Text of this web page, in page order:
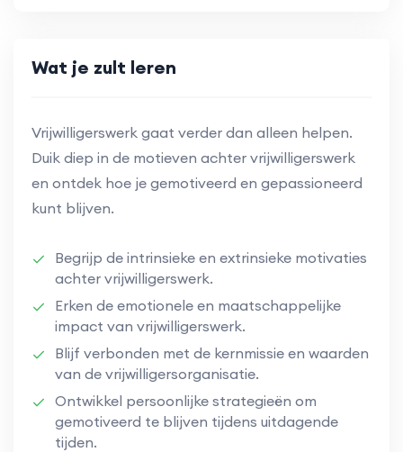
Wat je zult leren
Vrijwilligerswerk gaat verder dan alleen helpen.
Duik diep in de motieven achter vrijwilligerswerk
en ontdek hoe je gemotiveerd en gepassioneerd
kunt blijven.
Begrijp de intrinsieke en extrinsieke motivaties
achter vrijwilligerswerk.
Erken de emotionele en maatschappelijke
impact van vrijwilligerswerk.
Blijf verbonden met de kernmissie en waarden
van de vrijwilligersorganisatie.
Ontwikkel persoonlijke strategieën om
gemotiveerd te blijven tijdens uitdagende
tijden.